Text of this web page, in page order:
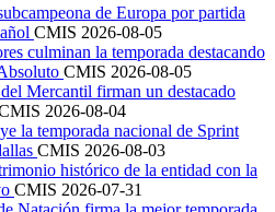
de Europa por partida
CMIS 2026-08-05
culminan la temporada destacando
CMIS 2026-08-05
Mercantil firman un destacado
2026-08-04
la temporada nacional de Sprint
CMIS 2026-08-03
histórico de la entidad con la
CMIS 2026-07-31